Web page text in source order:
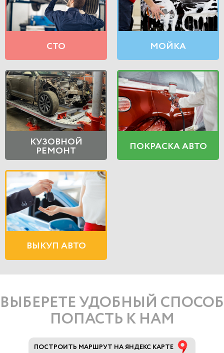
СТО МОЙКА
КУЗОВНОЙ
РЕМОНТ ПОКРАСКА АВТО
ВЫКУП АВТО
ВЫБЕРЕТЕ УДОБНЫЙ СПОСОБ
ПОПАСТЬ К НАМ
ПОСТРОИТЬ МАРШРУТ НА ЯНДЕКС КАРТЕ